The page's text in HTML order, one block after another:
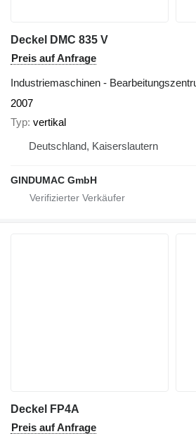
Deckel DMC 835 V
Preis auf Anfrage
Industriemaschinen -
2007
Typ vertikal
Deutschland, Kaiserslautern
GINDUMAC GmbH
Deckel FP4A
Preis auf Anfrage